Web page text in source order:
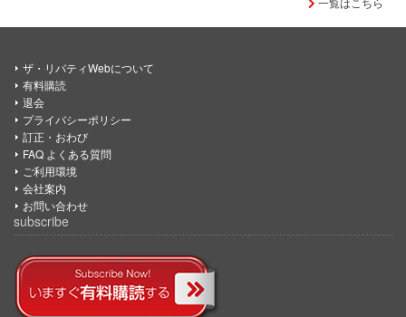
ザ・リバティWebについて
有料購読
退会
プライバシーポリシー
訂正・おわび
FAQ よくある質問
ご利用環境
会社案内
お問い合わせ
subscribe